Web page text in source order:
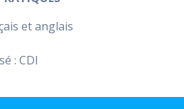
et anglais
: CDI